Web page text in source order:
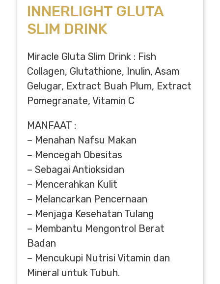
INNERLIGHT GLUTA
SLIM DRINK
Miracle Gluta Slim Drink : Fish
Collagen, Glutathione, Inulin, Asam
Gelugar, Extract Buah Plum, Extract
Pomegranate, Vitamin C
MANFAAT :
– Menahan Nafsu Makan
– Mencegah Obesitas
– Sebagai Antioksidan
– Mencerahkan Kulit
– Melancarkan Pencernaan
– Menjaga Kesehatan Tulang
– Membantu Mengontrol Berat
Badan
– Mencukupi Nutrisi Vitamin dan
Mineral untuk Tubuh.